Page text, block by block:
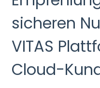
sicheren
VITAS
Cloud-